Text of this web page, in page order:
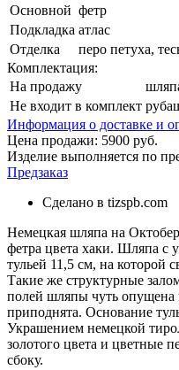
Основной фетр
Подкладка атлас
Отделка
перо петуха,
Комплектация:
На продажу
Не входит в комплект
Информация о доставке и
Цена продажи: 5900 руб.
Изделие выполняется по
Предзаказ
Сделано в tizspb.com
Немецкая шляпа на
фетра цвета хаки. Шляпа с
тульей 11,5 см, на которой
Такие же структурные
полей шляпы чуть опущена
приподнята. Основание
Украшением немецкой
золотого цвета и цветные
сбоку.